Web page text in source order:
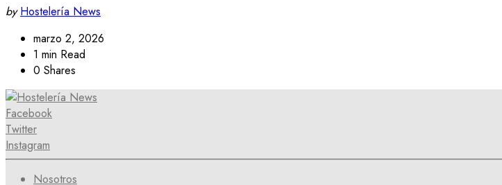
by Hostelería News
marzo 2, 2026
1 min Read
0 Shares
Facebook
Twitter
Instagram
Nosotros